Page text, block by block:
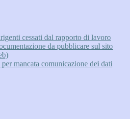
cessati dal rapporto di lavoro
da pubblicare sul sito
mancata comunicazione dei dati